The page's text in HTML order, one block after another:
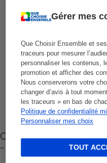
Gérer mes
Que Choisir Ensemble et
traceurs pour mesurer
personnaliser les contenus,
promotion et afficher des
Nous conserverons votre
changer d’avis à tout
les traceurs » en bas de
Politique de confidentialité
Personnaliser mes choix
TOUT
Cafetière à capsules
- Premières impressions